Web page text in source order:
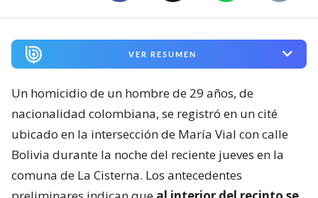
Bolivia durante la noche del reciente jueves en la
comuna de La Cisterna. Los antecedentes
preliminares indican queal interior del recinto se
produjo una riña entre al menos tres personas
efectuaron al menos tres disparos contra la
, quien resultó gravemente herida. Testigos